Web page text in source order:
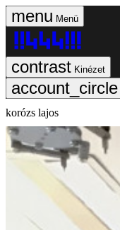
Menü
Kinézet
korózs lajos